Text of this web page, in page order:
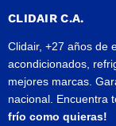
CLIDAIR C.A.
Clidair, +27 años de
acondicionados,
mejores marcas.
nacional. Encuentra
frío como quieras!